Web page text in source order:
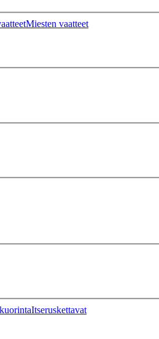
Miesten vaatteet
Itseruskettavat